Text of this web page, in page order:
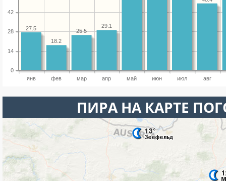
янв фев мар апр май июн июл авг
0
14
28
42
29.1
25.5
18.2
27.5
ПИРА НА КАРТЕ